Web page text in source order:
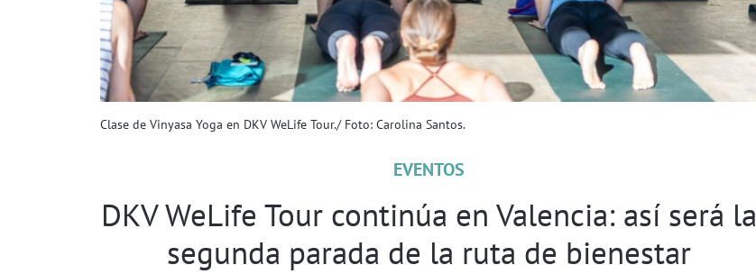
Clase de Vinyasa Yoga en DKV WeLife Tour./ Foto: Carolina Santos.
EVENTOS
DKV WeLife Tour continúa en Valencia: así será la
segunda parada de la ruta de bienestar